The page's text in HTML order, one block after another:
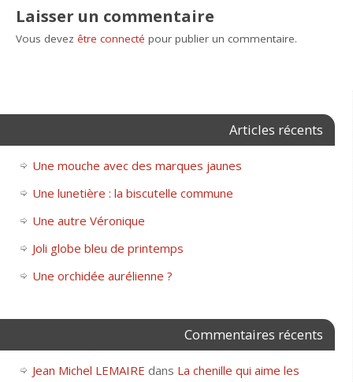
Laisser un commentaire
Vous devezêtre connecté pour publier un commentaire.
Articles récents
Une mouche avec des marques jaunes
Une lunetière : la biscutelle commune
Une autre Véronique
Joli globe bleu de printemps
Une orchidée aurélienne ?
Commentaires récents
Jean Michel LEMAIRE dans La chenille qui aime les